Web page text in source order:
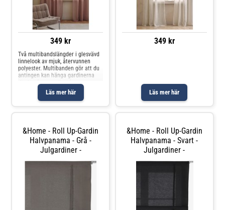
349 kr
Läs mer här
Två multibandslängder i glesvävd
linnelook av mjuk, återvunnen
polyester. Multibanden gör att du
antingen kan hänga gardinerna
de gömda hällorna eller använda
ringar, nålkrokar eller fingerkrokar.
Snören i rynkbandet gö
349 kr
Läs mer här
&Home - Roll Up-Gardin
Halvpanama - Grå -
Julgardiner -
&Home - Roll Up-Gardin
Halvpanama - Svart -
Julgardiner -